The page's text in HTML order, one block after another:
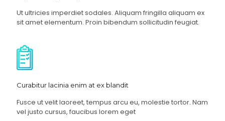
Ut ultricies imperdiet sodales. Aliquam fringilla aliquam ex
sit amet elementum. Proin bibendum sollicitudin feugiat.
Curabitur lacinia enim at ex blandit
Fusce ut velit laoreet, tempus arcu eu, molestie tortor. Nam
vel justo cursus, faucibus lorem eget